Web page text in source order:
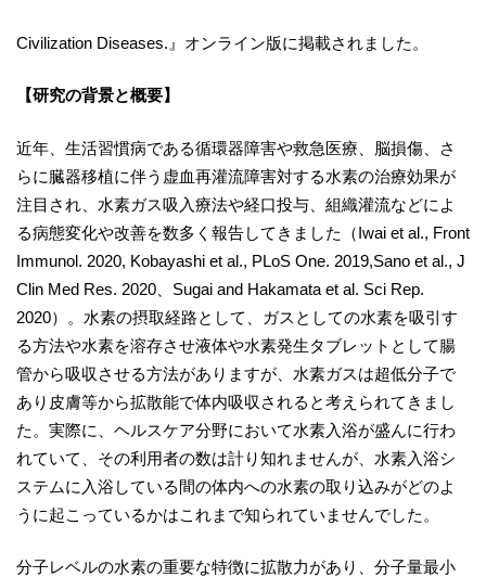
Civilization Diseases.』オンライン版に掲載されました。
【研究の背景と概要】
近年、生活習慣病である循環器障害や救急医療、脳損傷、さ
らに臓器移植に伴う虚血再灌流障害対する水素の治療効果が
注目され、水素ガス吸入療法や経口投与、組織灌流などによ
る病態変化や改善を数多く報告してきました（Iwai et al., Front
Immunol. 2020, Kobayashi et al., PLoS One. 2019,Sano et al., J
Clin Med Res. 2020、Sugai and Hakamata et al. Sci Rep.
2020）。水素の摂取経路として、ガスとしての水素を吸引す
る方法や水素を溶存させ液体や水素発生タブレットとして腸
管から吸収させる方法がありますが、水素ガスは超低分子で
あり皮膚等から拡散能で体内吸収されると考えられてきまし
た。実際に、ヘルスケア分野において水素入浴が盛んに行わ
れていて、その利用者の数は計り知れませんが、水素入浴シ
ステムに入浴している間の体内への水素の取り込みがどのよ
うに起こっているかはこれまで知られていませんでした。
分子レベルの水素の重要な特徴に拡散力があり、分子量最小